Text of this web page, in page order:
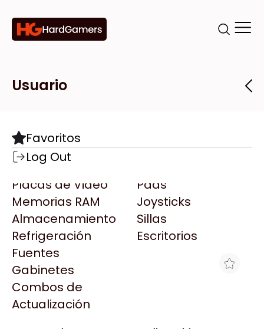
Categorías
Componentes
Motherboards
Microprocesadores
Placas de Video
Memorias RAM
Almacenamiento
Refrigeración
Fuentes
Gabinetes
Combos de
Actualización
Pads
Joysticks
Sillas
Escritorios
Marcas
Todas las Marcas
AMD
AULA
Acer
Adata
AeroCool
Antec
Arkham
Asrock
Tiendas
Destacadas
Usuario
Favoritos
Log Out
HD EXTERNO 2TB SEAGATE 2.5 USB
3.0 PORTABLE BLACK